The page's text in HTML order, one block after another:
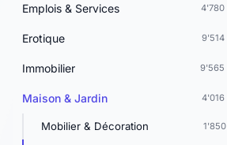
Emplois & Services 4'780
Erotique 9'514
Immobilier 9'565
Maison & Jardin 4'016
Mobilier & Décoration 1'850